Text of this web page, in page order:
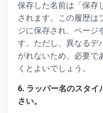
保存した名前は「保存
されます。この履歴は
ジに保存され、ページ
す。ただし、異なるデ
がれないため、必要で
くとよいでしょう。
6. ラッパー名のスタイ
さい。